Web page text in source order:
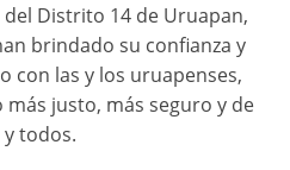
Distrito 14 de Uruapan,
brindado su confianza y
con las y los uruapenses,
justo, más seguro y de
todos.